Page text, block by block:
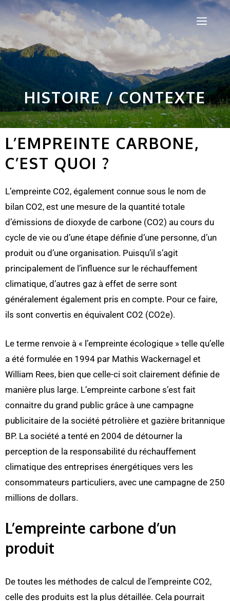
HISTOIRE / CONTEXTE
L’EMPREINTE CARBONE,
C’EST QUOI ?
L’empreinte CO2, également connue sous le nom de
bilan CO2, est une mesure de la quantité totale
d’émissions de dioxyde de carbone (CO2) au cours du
cycle de vie ou d’une étape définie d’une personne, d’un
produit ou d’une organisation. Puisqu’il s’agit
principalement de l’influence sur le réchauffement
climatique, d’autres gaz à effet de serre sont
généralement également pris en compte. Pour ce faire,
ils sont convertis en équivalent CO2 (CO2e).
Le terme renvoie à « l’empreinte écologique » telle qu’elle
a été formulée en 1994 par Mathis Wackernagel et
William Rees, bien que celle-ci soit clairement définie de
manière plus large. L’empreinte carbone s’est fait
connaitre du grand public grâce à une campagne
publicitaire de la société pétrolière et gazière britannique
BP. La société a tenté en 2004 de détourner la
perception de la responsabilité du réchauffement
climatique des entreprises énergétiques vers les
consommateurs particuliers, avec une campagne de 250
millions de dollars.
L’empreinte carbone d’un
produit
De toutes les méthodes de calcul de l’empreinte CO2,
celle des produits est la plus détaillée. Cela pourrait